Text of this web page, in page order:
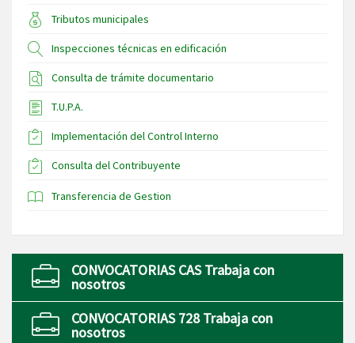
Tributos municipales
Inspecciones técnicas en edificación
Consulta de trámite documentario
T.U.P.A.
Implementación del Control Interno
Consulta del Contribuyente
Transferencia de Gestion
CONVOCATORIAS CAS Trabaja con
nosotros
CONVOCATORIAS 728 Trabaja con
nosotros